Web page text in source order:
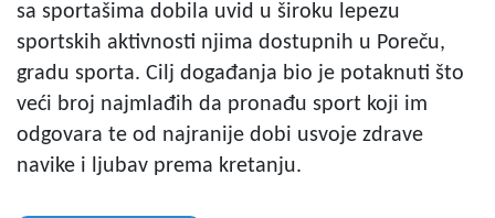
sa sportašima dobila uvid u široku lepezu
sportskih aktivnosti njima dostupnih u Poreču,
gradu sporta. Cilj događanja bio je potaknuti što
veći broj najmlađih da pronađu sport koji im
odgovara te od najranije dobi usvoje zdrave
navike i ljubav prema kretanju.